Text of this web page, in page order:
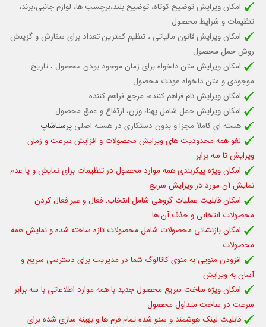
امکان ویرایش توضیح کوتاه، توضیح بلند،برچسب ها، لوازم جانبی،برند،
تنظیمات و شرایط محصول
امکان ویرایش قانون مالیاتی ، تنظیم کمترین تعداد برای سفارش و گزینش
روش حمل محصول
امکان ویرایش متن دلخواه برای زمان موجود بودن محصول ، تاریخ
موجودی و متن دلخواه عودت محصول
امکان ویرایش نام فراهم کننده، مرجع فراهم کننده
امکان ویرایش حمل شامل پهنا، وزن، ارتفاع و عمق محصول
هسته ای کاملاً مجزا و بدون دستکاری در هسته اصلی پرستاشاپ
لغو همه محدودیت های ویرایش محصولات و افزایش سرعت و زمان
ویرایش تا سه برابر
امکان ویژه پیکربندی همه موارد محصول در تنظیمات برای نمایش و یا عدم
نمایش آن مورد در ویرایش سریع
امکان قابلیت عملیات گروهی شامل انتخاب، فعال و غیر فعال کردن
محصولات انتخابی و حذف آن ها
امکان بازنشانی محصولات شامل محصولات تازه ساخته شده و نمایش همه
محصولات
افزودن منویی به منوی کاتالوگ شما در مدیریت برای دسترسی سریع و
آسان به ویرایش
امکان ویژه ساخت سریع محصول جدید با همه موارد اطلاعاتی با سه برابر
سرعت در ساخت متداول محصول
قابلیت لینک هوشمند و سئو شده تمام فرم ها و بهینه سازی شده برای